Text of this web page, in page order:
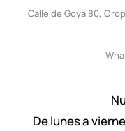
Calle de Goya 80,
De lunes a